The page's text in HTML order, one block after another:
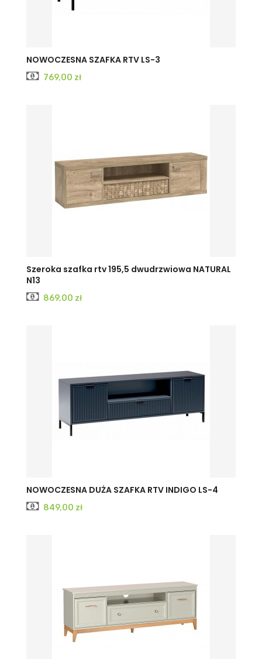
CASHMERE
INDIGO
NOWOCZESNA SZAFKA RTV LS-3
Cena
769,00 zł
Szeroka szafka rtv 195,5 dwudrzwiowa NATURAL
N13
Cena
869,00 zł
CASHMERE
INDIGO
NOWOCZESNA DUŻA SZAFKA RTV INDIGO LS-4
Cena
849,00 zł